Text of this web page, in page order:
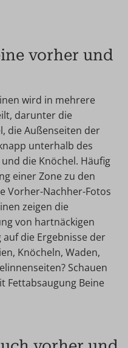
vorher und
wird in mehrere
darunter die
die Außenseiten der
unterhalb des
die Knöchel. Häufig
einer Zone zu den
Vorher-Nachher-Fotos
zeigen die
von hartnäckigen
die Ergebnisse der
Knöcheln, Waden,
Schauen
Fettabsaugung Beine